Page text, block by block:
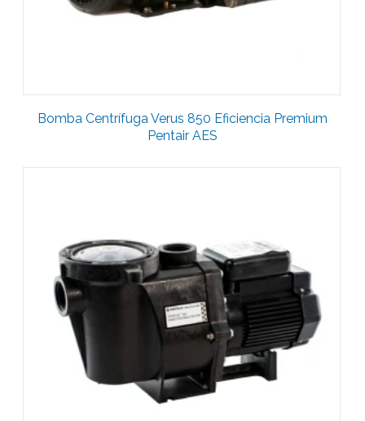
Bomba Centrífuga Verus 850 Eficiencia Premium
Pentair AES